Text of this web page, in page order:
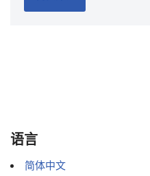
语言
简体中文